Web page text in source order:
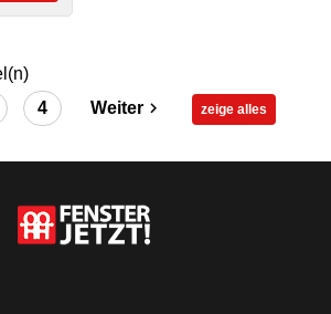
4 Weiter  zeige alles